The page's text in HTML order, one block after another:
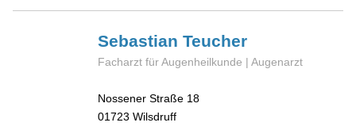
SebastianTeucher
Facharzt für Augenheilkunde | Augenarzt
Nossener Straße 18
01723 Wilsdruff